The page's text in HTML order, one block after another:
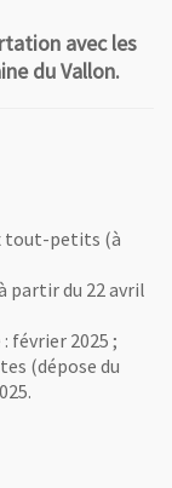
avec les
du Vallon.
tout-petits (à
partir du 22 avril
février 2025 ;
(dépose du